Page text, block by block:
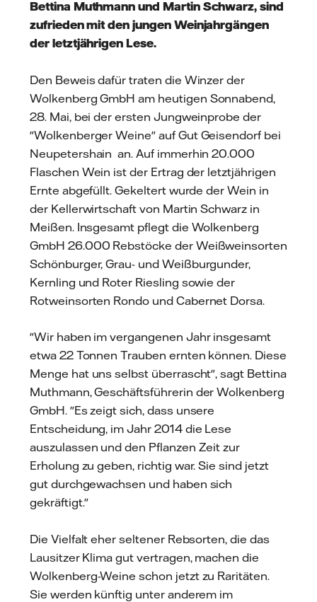
Bettina Muthmann und Martin Schwarz, sind
zufrieden mit den jungen Weinjahrgängen
der letztjährigen Lese.
Den Beweis dafür traten die Winzer der
Wolkenberg GmbH am heutigen Sonnabend,
28. Mai, bei der ersten Jungweinprobe der
"Wolkenberger Weine" auf Gut Geisendorf bei
Neupetershain an. Auf immerhin 20.000
Flaschen Wein ist der Ertrag der letztjährigen
Ernte abgefüllt. Gekeltert wurde der Wein in
der Kellerwirtschaft von Martin Schwarz in
Meißen. Insgesamt pflegt die Wolkenberg
GmbH 26.000 Rebstöcke der Weißweinsorten
Schönburger, Grau- und Weißburgunder,
Kernling und Roter Riesling sowie der
Rotweinsorten Rondo und Cabernet Dorsa.
"Wir haben im vergangenen Jahr insgesamt
etwa 22 Tonnen Trauben ernten können. Diese
Menge hat uns selbst überrascht", sagt Bettina
Muthmann, Geschäftsführerin der Wolkenberg
GmbH. "Es zeigt sich, dass unsere
Entscheidung, im Jahr 2014 die Lese
auszulassen und den Pflanzen Zeit zur
Erholung zu geben, richtig war. Sie sind jetzt
gut durchgewachsen und haben sich
gekräftigt."
Die Vielfalt eher seltener Rebsorten, die das
Lausitzer Klima gut vertragen, machen die
Wolkenberg-Weine schon jetzt zu Raritäten.
Sie werden künftig unter anderem im